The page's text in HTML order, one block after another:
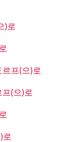
)로
프(으)로
(으)로
로